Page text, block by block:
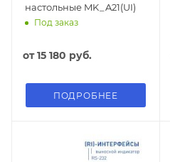
настольные MK_A21(UI)
Под заказ
от15 180 руб.
ПОДРОБНЕЕ